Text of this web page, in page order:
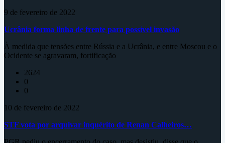
9 de fevereiro de 2022
Ucrânia forma linha de frente para possível invasão
À medida que tensões entre Rússia e a Ucrânia, e entre Moscou e o
Ocidente se agravaram, fortificação
2624
0
0
10 de fevereiro de 2022
STF vota por arquivar inquérito de Renan Calheiros…